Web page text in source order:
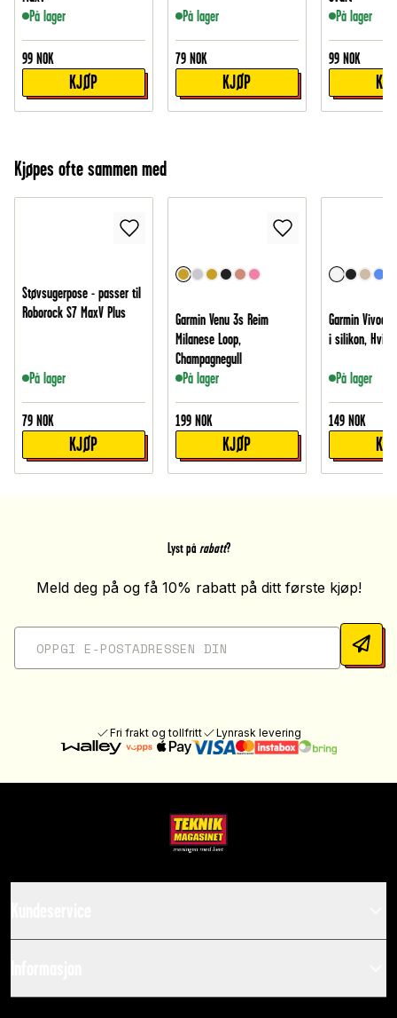
På lager
99 NOK
KJØP
På lager
79 NOK
KJØP
På lager
99 NOK
Kjøpes ofte sammen med
Støvsugerpose - passer til
Roborock S7 MaxV Plus
På lager
79 NOK
KJØP
Garmin Venu 3s Reim
Milanese Loop,
Champagnegull
På lager
199 NOK
KJØP
Garmin
i silikon, Hvit
På lager
149 NOK
Lyst på rabatt?
Meld deg på og få 10% rabatt på ditt første kjøp!
Fri frakt og tollfritt Lynrask levering